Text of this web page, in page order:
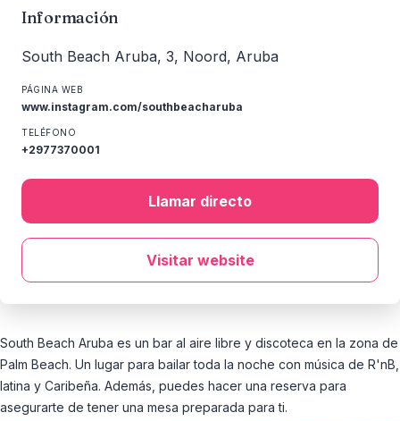
South Beach Aruba es un bar al aire libre y discoteca en la zona de
Palm Beach. Un lugar para bailar toda la noche con música de R'nB,
latina y Caribeña. Además, puedes hacer una reserva para
asegurarte de tener una mesa preparada para ti.
Información
South Beach Aruba, 3, Noord, Aruba
PÁGINA WEB
www.instagram.com/southbeacharuba
TELÉFONO
+2977370001
Llamar directo
Visitar website